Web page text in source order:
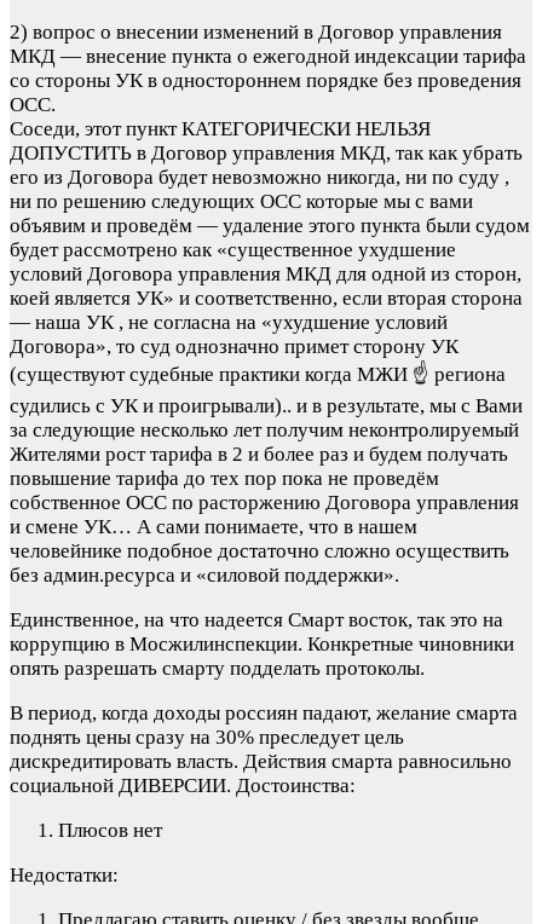
2) вопрос о внесении изменений в Договор управления
МКД — внесение пункта о ежегодной индексации тарифа
со стороны УК в одностороннем порядке без проведения
ОСС.
Соседи, этот пункт КАТЕГОРИЧЕСКИ НЕЛЬЗЯ
ДОПУСТИТЬ в Договор управления МКД, так как убрать
его из Договора будет невозможно никогда, ни по суду ,
ни по решению следующих ОСС которые мы с вами
объявим и проведём — удаление этого пункта были судом
будет рассмотрено как «существенное ухудшение
условий Договора управления МКД для одной из сторон,
коей является УК» и соответственно, если вторая сторона
— наша УК , не согласна на «ухудшение условий
Договора», то суд однозначно примет сторону УК
(существуют судебные практики когда МЖИ ☝️ региона
судились с УК и проигрывали).. и в результате, мы с Вами
за следующие несколько лет получим неконтролируемый
Жителями рост тарифа в 2 и более раз и будем получать
повышение тарифа до тех пор пока не проведём
собственное ОСС по расторжению Договора управления
и смене УК… А сами понимаете, что в нашем
человейнике подобное достаточно сложно осуществить
без админ.ресурса и «силовой поддержки».
Единственное, на что надеется Смарт восток, так это на
коррупцию в Мосжилинспекции. Конкретные чиновники
опять разрешать смарту подделать протоколы.
В период, когда доходы россиян падают, желание смарта
поднять цены сразу на 30% преследует цель
дискредитировать власть. Действия смарта равносильно
социальной ДИВЕРСИИ. Достоинства:
Плюсов нет
Недостатки: